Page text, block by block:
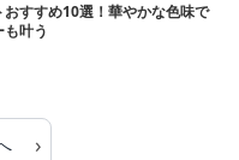
すすめ10選！華やかな色味で
叶う
›